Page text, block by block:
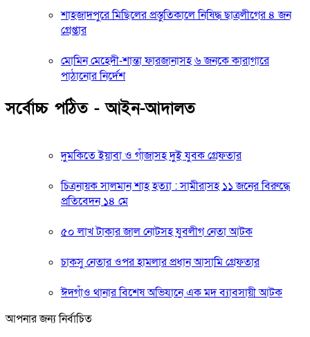
শাহজাদপুরে মিছিলের প্রস্তুতিকালে নিষিদ্ধ ছাত্রলীগের ৪ জন
গ্রেপ্তার
মোমিন মেহেদী-শান্তা ফারজানাসহ ৬ জনকে কারাগারে
পাঠানোর নির্দেশ
সর্বোচ্চ পঠিত - আইন-আদালত
দুমকিতে ইয়াবা ও গাঁজাসহ দুই যুবক গ্রেফতার
চিত্রনায়ক সালমান শাহ হত্যা : সামীরাসহ ১১ জনের বিরুদ্ধে
প্রতিবেদন ১৪ মে
৫০ লাখ টাকার জাল নোটসহ যুবলীগ নেতা আটক
চাকসু নেতার ওপর হামলার প্রধান আসামি গ্রেফতার
ঈদগাঁও থানার বিশেষ অভিযানে এক মদ ব্যাবসায়ী আটক
আপনার জন্য নির্বাচিত